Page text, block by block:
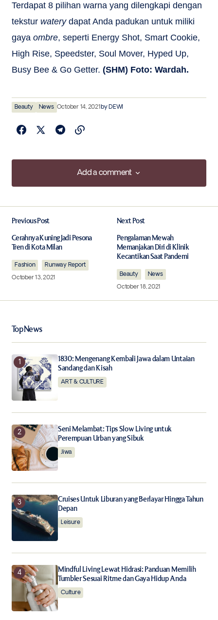
Terdapat 8 pilihan warna yang dilengkapi dengan
tekstur waterydapat Anda padukan untuk miliki
gaya ombre, seperti Energy Shot, Smart Cookie,
High Rise, Speedster, Soul Mover, Hyped Up,
Busy Bee & Go Getter. (SHM) Foto: Wardah.
Beauty News October 14, 2021byDEWI
Add a comment
Add a comment
Required fields are marked*
Comment*
Your Name
Your E-mail*
Save my name, email, and website in this browser for
the next time I comment.
Notify me of new posts by email.
Submit Comment
Previous Post
Cerahnya Kuning Jadi Pesona
Tren di Kota Milan
Fashion
Runway Report
October 13, 2021
Next Post
Pengalaman Mewah
Memanjakan Diri di Klinik
Kecantikan Saat Pandemi
Beauty
News
October 18, 2021
Top News
1830: Mengenang Kembali Jawa dalam Untaian
Sandang dan Kisah
ART & CULTURE
Seni Melambat: Tips Slow Living untuk
Perempuan Urban yang Sibuk
Jiwa
Cruises Untuk Liburan yang Berlayar Hingga Tahun
Depan
Leisure
Mindful Living Lewat Hidrasi: Panduan Memilih
Tumbler Sesuai Ritme dan Gaya Hidup Anda
Culture